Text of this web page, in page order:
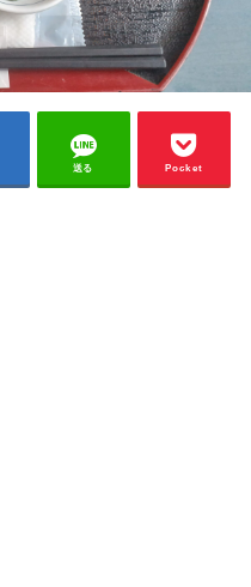
送る Pocket